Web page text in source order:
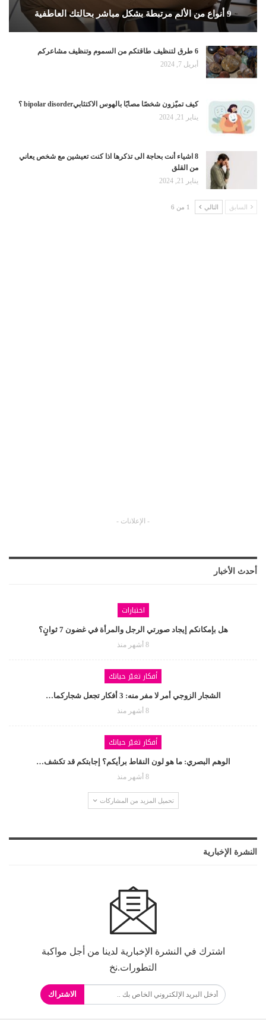
9 أنواع من الألم مرتبطة بشكل مباشر بحالتك العاطفية
6 طرق لتنظيف طاقتكم من السموم وتنظيف مشاعركم
أبريل 7, 2024
كيف تميّزون شخصًا مصابًا بالهوس الاكتئابيbipolar disorder ؟
يناير 21, 2024
8 اشياء أنت بحاجة الى تذكرها اذا كنت تعيشين مع شخص يعاني
من القلق
يناير 21, 2024
السابق التالي 1 من 6
- الإعلانات -
أحدث الأخبار
اختبارات
هل بإمكانكم إيجاد صورتي الرجل والمرأة في غضون 7 ثوانٍ؟
8 أشهر منذ
أفكار تغيّر حياتك
الشجار الزوجي أمر لا مفر منه: 3 أفكار تجعل شجاركما…
8 أشهر منذ
أفكار تغيّر حياتك
الوهم البصري: ما هو لون النقاط برأيكم؟ إجابتكم قد تكشف…
8 أشهر منذ
تحميل المزيد من المشاركات
النشرة الإخبارية
اشترك في النشرة الإخبارية لدينا من أجل مواكبة
التطورات.نخ
الاشتراك